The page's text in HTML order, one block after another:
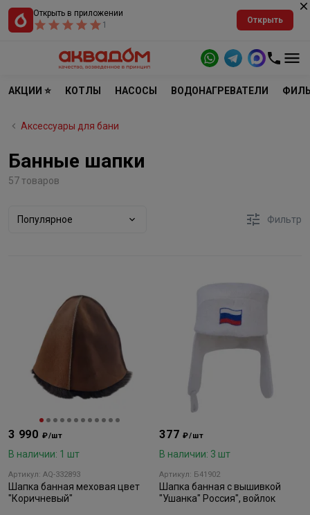
Открыть в приложении
1
Открыть
АКЦИИ ⭐ КОТЛЫ НАСОСЫ ВОДОНАГРЕВАТЕЛИ
Аксессуары для бани
Банные шапки
57 товаров
Популярное Фильтр
3 990 ₽/шт
В наличии: 1 шт
Артикул: AQ-332893
Шапка банная меховая цвет
"Коричневый"
377₽/шт
В наличии: 3 шт
Артикул: Б41902
Шапка банная с вышивкой
"Ушанка" Россия", войлок